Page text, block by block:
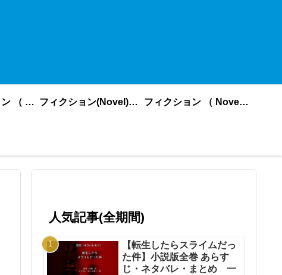
ノンフィクション （ nonfiction ） あいうえお順 フィクション(Novel)更新順 フィクション （ Novel ） あいうえお順
人気記事(全期間)
【転生したらスライムだっ
た件】小説版全巻 あらす
じ・ネタバレ・まとめ 一